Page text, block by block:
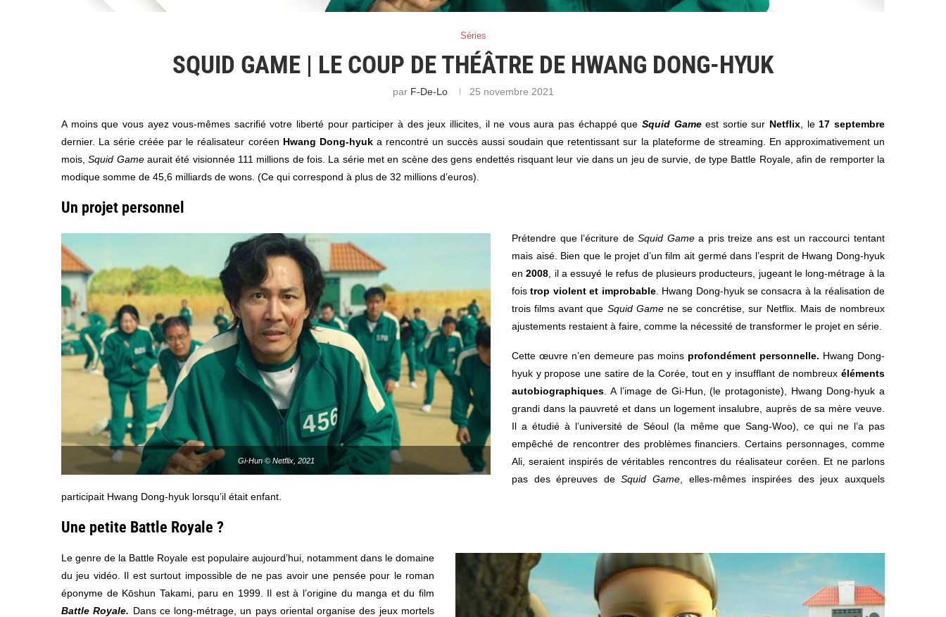
Séries
SQUID GAME | LE COUP DE THÉÂTRE DE HWANG DONG-HYUK
par F-De-Lo 25 novembre 2021
A moins que vous ayez vous-mêmes sacrifié votre liberté pour participer à des jeux illicites, il ne vous aura pas échappé que Squid Game est sortie sur Netflix , le 17 septembre
dernier. La série créée par le réalisateur coréen Hwang Dong-hyuka rencontré un succès aussi soudain que retentissant sur la plateforme de streaming. En approximativement un
mois, Squid Gameaurait été visionnée 111 millions de fois. La série met en scène des gens endettés risquant leur vie dans un jeu de survie, de type Battle Royale, afin de remporter la
modique somme de 45,6 milliards de wons. (Ce qui correspond à plus de 32 millions d’euros).
Un projet personnel
Gi-Hun © Netflix, 2021
Prétendre que l’écriture deSquid Gamea pris treize ans est un raccourci tentant
mais aisé. Bien que le projet d’un film ait germé dans l’esprit de Hwang Dong-hyuk
en2008 , il a essuyé le refus de plusieurs producteurs, jugeant le long-métrage à la
fois trop violent et improbable. Hwang Dong-hyuk se consacra à la réalisation de
trois films avant que Squid Gamene se concrétise, sur Netflix. Mais de nombreux
ajustements restaient à faire, comme la nécessité de transformer le projet en série.
Cette œuvre n’en demeure pas moins profondément personnelle. Hwang Dong-
hyuk y propose une satire de la Corée, tout en y insufflant de nombreux éléments
autobiographiques . A l’image de Gi-Hun, (le protagoniste), Hwang Dong-hyuk a
grandi dans la pauvreté et dans un logement insalubre, auprès de sa mère veuve.
Il a étudié à l’université de Séoul (la même que Sang-Woo), ce qui ne l’a pas
empêché de rencontrer des problèmes financiers. Certains personnages, comme
Ali, seraient inspirés de véritables rencontres du réalisateur coréen. Et ne parlons
pas des épreuves deSquid Game , elles-mêmes inspirées des jeux auxquels
participait Hwang Dong-hyuk lorsqu’il était enfant.
Une petite Battle Royale ?
Le genre de la Battle Royale est populaire aujourd’hui, notamment dans le domaine
du jeu vidéo. Il est surtout impossible de ne pas avoir une pensée pour le roman
éponyme de Kōshun Takami, paru en 1999. Il est à l’origine du manga et du film
Battle Royale. Dans ce long-métrage, un pays oriental organise des jeux mortels